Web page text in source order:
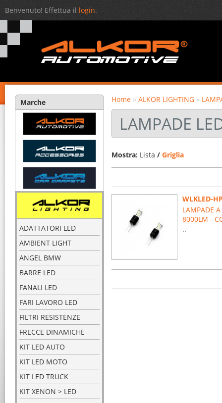
Benvenuto! Effettua il login.
Marche
ADATTATORI LED
AMBIENT LIGHT
ANGEL BMW
BARRE LED
FANALI LED
FARI LAVORO LED
FILTRI RESISTENZE
FRECCE DINAMICHE
KIT LED AUTO
KIT LED MOTO
KIT LED TRUCK
KIT XENON > LED
Home » ALKOR LIGHTING »
LAMPADE
Mostra: Lista / Griglia
WLKLED-
LAMPADE
8000LM -
..